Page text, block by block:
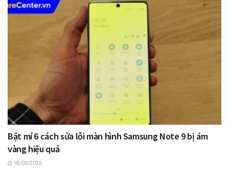
Bật mí 6 cách sửa lỗi màn hình Samsung Note 9 bị ám
vàng hiệu quả
18/03/2026